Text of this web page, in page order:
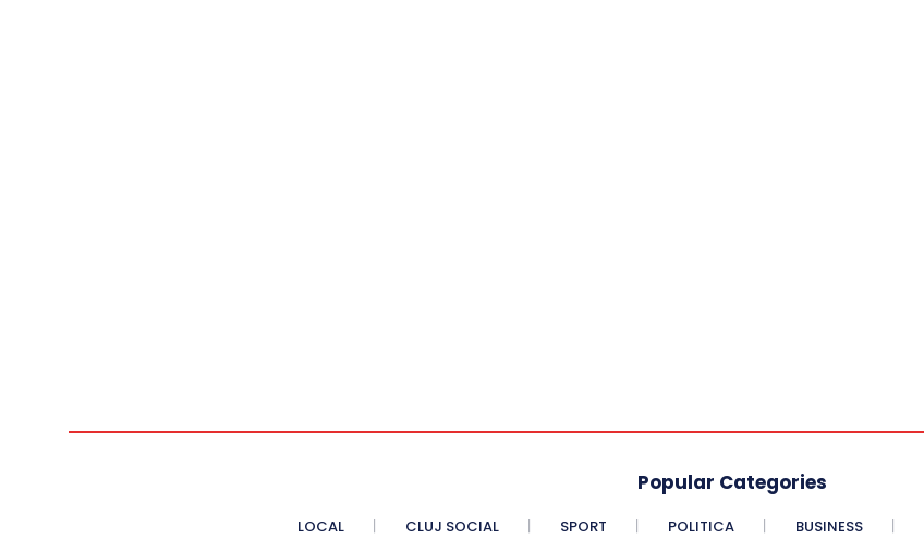
Popular Categories
LOCAL CLUJ SOCIAL SPORT POLITICA BUSINESS